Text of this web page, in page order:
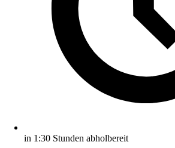
in 1:30 Stunden abholbereit